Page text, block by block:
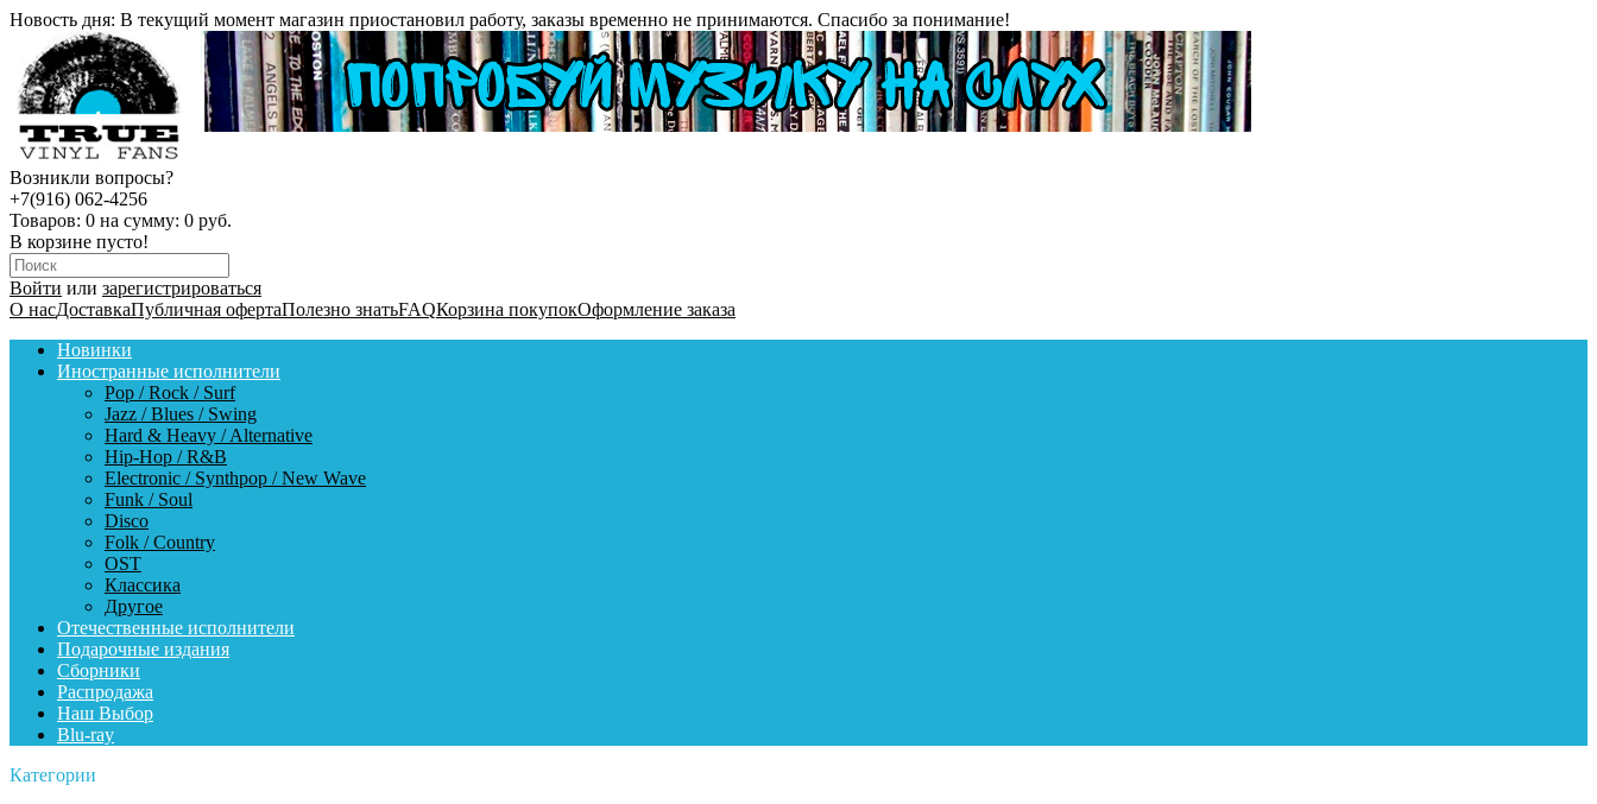
Новость дня: В текущий момент магазин приостановил работу, заказы временно не принимаются. Спасибо за понимание!
Возникли вопросы?
+7(916) 062-4256
Товаров: 0 на сумму: 0 руб.
В корзине пусто!
Войти или зарегистрироваться
О насДоставкаПубличная офертаПолезно знатьFAQКорзина покупокОформление заказа
Новинки
Иностранные исполнители
Pop / Rock / Surf
Jazz / Blues / Swing
Hard & Heavy / Alternative
Hip-Hop / R&B
Electronic / Synthpop / New Wave
Funk / Soul
Disco
Folk / Country
OST
Классика
Другое
Отечественные исполнители
Подарочные издания
Сборники
Распродажа
Наш Выбор
Blu-ray
Категории